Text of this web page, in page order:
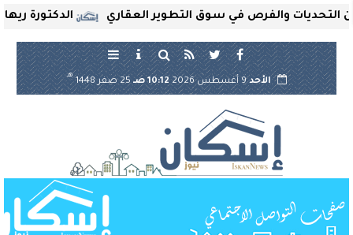
الدكتورة ريهام والفرص في سوق التطوير العقاري
الأحد9 أغسطس 2026 10:12 صـ 25 صفر 1448
هـ